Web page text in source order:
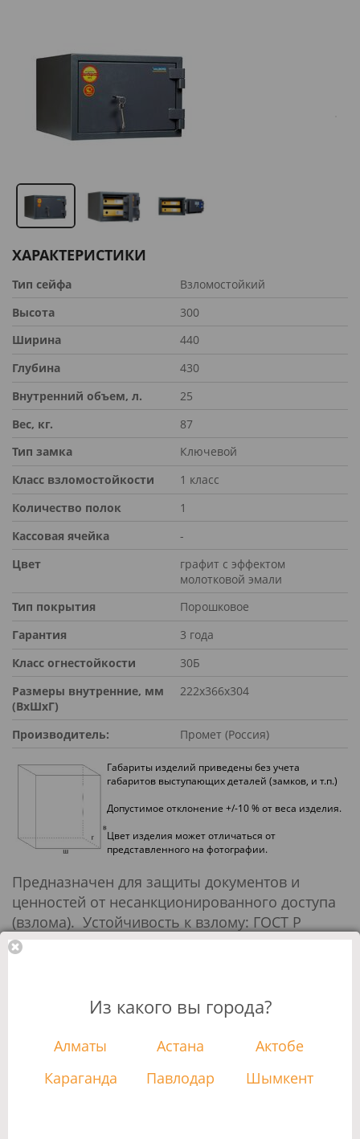
ХАРАКТЕРИСТИКИ
Тип сейфа
Взломостойкий
Высота
300
Ширина
440
Глубина
430
Внутренний объем, л.
25
Вес, кг.
87
Тип замка
Ключевой
Класс взломостойкости
1 класс
Количество полок
1
Кассовая ячейка
-
Цвет
графит с эффектом
молотковой эмали
Тип покрытия
Порошковое
Гарантия
3 года
Класс огнестойкости
30Б
Размеры внутренние, мм
(ВхШхГ)
222х366х304
Производитель: Промет (Россия)
Габариты изделий приведены без учета
габаритов выступающих деталей (замков, и т.п.)
Допустимое отклонение +/-10 % от веса изделия.
Цвет изделия может отличаться от
представленного на фотографии.
Предназначен для защиты документов и
ценностей от несанкционированного доступа
(взлома). Устойчивость к взлому: ГОСТ Р
50862-2017 - класс 1 (ГОСТ Р).
тяжелый бетон
корпус сейфа и дверь заливные; толщина стенок -
38 мм
3-х сторонняя ригельная система запирания; с
увеличенным ходом горизонтальных ригелей
защита замка от высверливания
Из какого вы города?
Алматы Астана
Актобе
Караганда
Павлодар Шымкент